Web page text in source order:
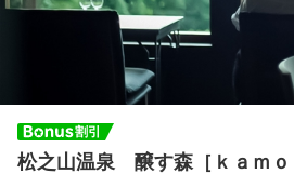
松之山温泉 醸す森［ｋａｍ